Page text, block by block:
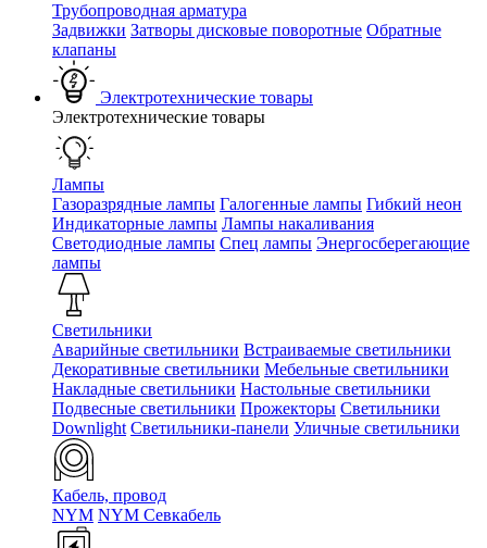
Трубопроводная арматура
Задвижки Затворы дисковые поворотные Обратные
клапаны
Электротехнические товары
Электротехнические товары
Лампы
Газоразрядные лампы Галогенные лампы Гибкий неон
Индикаторные лампы Лампы накаливания
Светодиодные лампы Спец лампы Энергосберегающие
лампы
Светильники
Аварийные светильники Встраиваемые светильники
Декоративные светильники Мебельные светильники
Накладные светильники Настольные светильники
Подвесные светильники Прожекторы Светильники
Downlight Светильники-панели Уличные светильники
Кабель, провод
NYM NYM Севкабель